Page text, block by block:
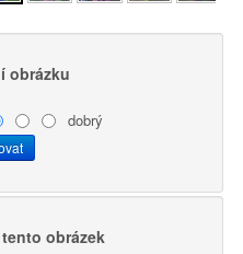
obrázku
dobrý
obrázek